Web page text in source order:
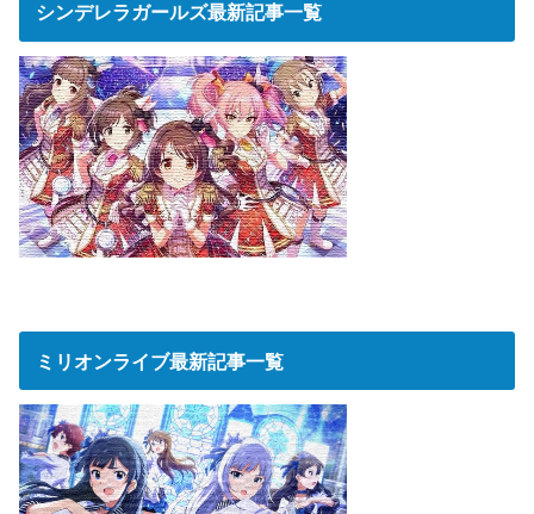
シンデレラガールズ最新記事一覧
ミリオンライブ最新記事一覧